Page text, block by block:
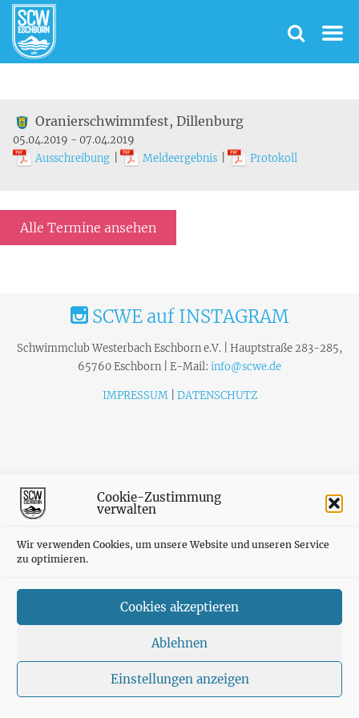
Cookie-Zustimmung
verwalten
Wir verwenden Cookies, um unsere Website und unseren Service
zu optimieren.
Cookies akzeptieren
Ablehnen
Einstellungen anzeigen
Oranierschwimmfest, Dillenburg
05.04.2019 - 07.04.2019
Ausschreibung
Meldeergebnis Protokoll
Alle Termine ansehen
SCWE auf INSTAGRAM
Schwimmclub Westerbach Eschborn e.V. | Hauptstraße 283-285,
65760 Eschborn | E-Mail: info@scwe.de
IMPRESSUM| DATENSCHUTZ